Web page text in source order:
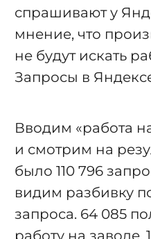
спрашивают у
мнение, что
не будут искать
Запросы в
Вводим «работа
и смотрим на
было 110 796
видим разбивку
запроса. 64 085
работу на заводе,